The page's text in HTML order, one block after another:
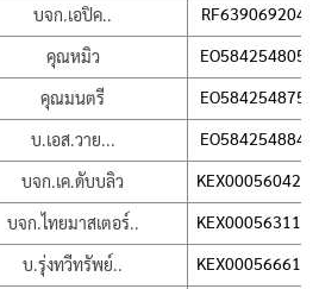
บจก.เอปิค..
คุณหมิว
คุณมนตรี
บ.เอส.วาย...
บจก.เค.ดับบลิว
บจก.ไทยมาสเตอร์..
บ.รุ่งทวีทรัพย์..